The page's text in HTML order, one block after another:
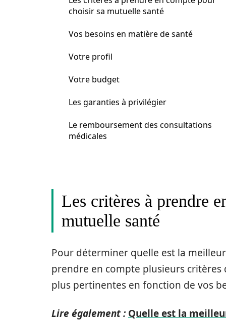
choisir sa mutuelle santé
Vos besoins en matière de santé
Votre profil
Votre budget
Les garanties à privilégier
Le remboursement des consultations
médicales
Les critères à prendre
mutuelle santé
Pour déterminer quelle est la
prendre en compte plusieurs
plus pertinentes en fonction de vos
Lire également : Quelle est la